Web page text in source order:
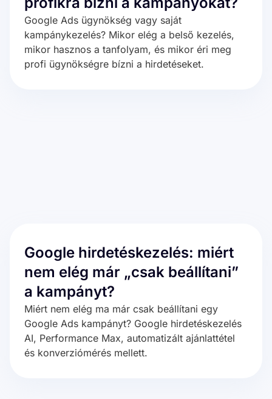
Google Ads ügynökség vagy saját
kampánykezelés? Mikor elég a belső kezelés,
mikor hasznos a tanfolyam, és mikor éri meg
profi ügynökségre bízni a hirdetéseket.
Google hirdetéskezelés: miért
nem elég már „csak beállítani”
a kampányt?
Miért nem elég ma már csak beállítani egy
Google Ads kampányt? Google hirdetéskezelés
AI, Performance Max, automatizált ajánlattétel
és konverziómérés mellett.